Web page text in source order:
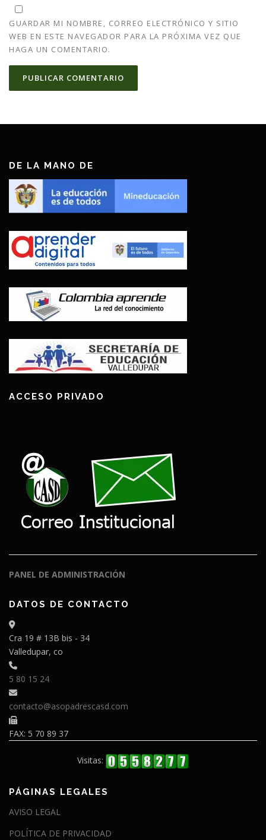
GUARDAR MI NOMBRE, CORREO ELECTRÓNICO Y SITIO
WEB EN ESTE NAVEGADOR PARA LA PRÓXIMA VEZ QUE
HAGA UN COMENTARIO.
DE LA MANO DE
ACCESO PRIVADO
PANEL DE ADMINISTRACIÓN
DATOS DE CONTACTO
Cra 19 # 13B bis - 34
Valledupar, co
5 80 15 24
contacto@asopadrescasd.com
FAX: 5 70 89 37
Visitas:
PÁGINAS LEGALES
AVISO LEGAL
POLÍTICA DE PRIVACIDAD